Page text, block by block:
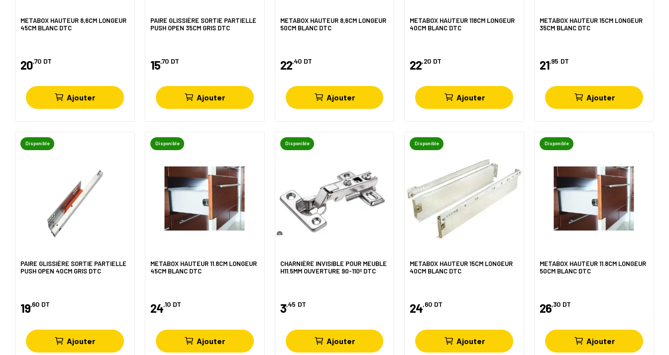
METABOX HAUTEUR 8,6CM LONGEUR
45CM BLANC DTC
20,70 DT
Ajouter
PAIRE GLISSIÈRE SORTIE PARTIELLE
PUSH OPEN 35CM GRIS DTC
15,70 DT
Ajouter
METABOX HAUTEUR 8,6CM LONGEUR
50CM BLANC DTC
22,40 DT
Ajouter
METABOX HAUTEUR 118CM LONGEUR
40CM BLANC DTC
22,20 DT
Ajouter
METABOX HAUTEUR 15CM LONGEUR
35CM BLANC DTC
21,95 DT
Ajouter
Disponible
PAIRE GLISSIÈRE SORTIE PARTIELLE
PUSH OPEN 40CM GRIS DTC
19,60 DT
Ajouter
Disponible
METABOX HAUTEUR 11.8CM LONGEUR
45CM BLANC DTC
24,10 DT
Ajouter
Disponible
CHARNIÈRE INVISIBLE POUR MEUBLE
H11.5MM OUVERTURE 90-110º DTC
3,45 DT
Ajouter
Disponible
METABOX HAUTEUR 15CM LONGEUR
40CM BLANC DTC
24,60 DT
Ajouter
Disponible
METABOX HAUTEUR 11.8CM LONGEUR
50CM BLANC DTC
26,30 DT
Ajouter